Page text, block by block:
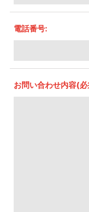
電話番号:
お問い合わせ内容(